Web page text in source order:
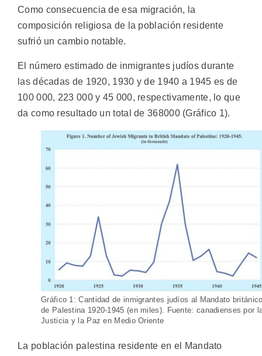
Como consecuencia de esa migración, la
composición religiosa de la población residente
sufrió un cambio notable.
El número estimado de inmigrantes judíos durante
las décadas de 1920, 1930 y de 1940 a 1945 es de
100 000, 223 000 y 45 000, respectivamente, lo que
da como resultado un total de 368000 (Gráfico 1).
Gráfico 1: Cantidad de inmigrantes judíos al Mandato
de Palestina 1920-1945 (en miles). Fuente: canadienses por
Justicia y la Paz en Medio Oriente
La población palestina residente en el Mandato